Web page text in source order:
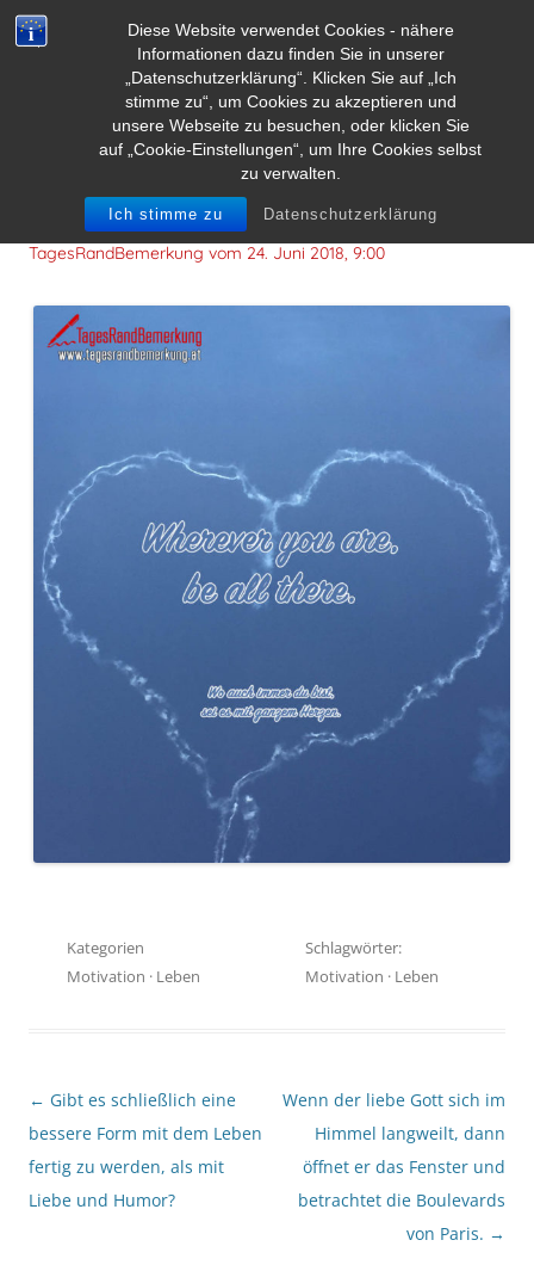
Diese Website verwendet Cookies - nähere
Informationen dazu finden Sie in unserer
„Datenschutzerklärung“. Klicken Sie auf „Ich
stimme zu“, um Cookies zu akzeptieren und
unsere Webseite zu besuchen, oder klicken Sie
auf „Cookie-Einstellungen“, um Ihre Cookies selbst
zu verwalten.
Ich stimme zu Datenschutzerklärung
Wherever you are, be all there.
TagesRandBemerkung vom 24. Juni 2018, 9:00
Kategorien
Motivation · Leben
Schlagwörter:
Motivation · Leben
Beitragsnavigation
← Gibt es schließlich eine
bessere Form mit dem Leben
fertig zu werden, als mit
Liebe und Humor?
Wenn der liebe Gott sich im
Himmel langweilt, dann
öffnet er das Fenster und
betrachtet die Boulevards
von Paris. →